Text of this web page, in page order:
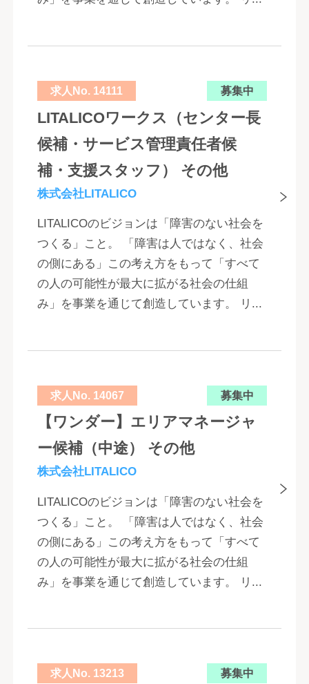
求人No. 14111 募集中
LITALICOワークス（センター長
候補・サービス管理責任者候
補・支援スタッフ） その他
株式会社LITALICO
LITALICOのビジョンは「障害のない社会を
つくる」こと。 「障害は人ではなく、社会
の側にある」この考え方をもって「すべて
の人の可能性が最大に拡がる社会の仕組
み」を事業を通じて創造しています。 リ...
求人No. 14067 募集中
【ワンダー】エリアマネージャ
ー候補（中途） その他
株式会社LITALICO
LITALICOのビジョンは「障害のない社会を
つくる」こと。 「障害は人ではなく、社会
の側にある」この考え方をもって「すべて
の人の可能性が最大に拡がる社会の仕組
み」を事業を通じて創造しています。 リ...
求人No. 13213 募集中